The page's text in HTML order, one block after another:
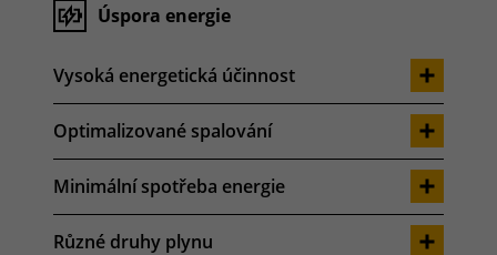
Úspora energie
Vysoká energetická účinnost
Optimalizované spalování
Minimální spotřeba energie
Různé druhy plynu